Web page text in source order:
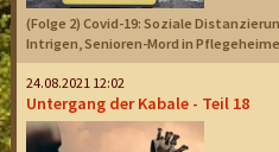
(Folge 2) Covid-19: Soziale
Intrigen, Senioren-Mord in
24.08.2021 12:02
Untergang der Kabale - Teil 18